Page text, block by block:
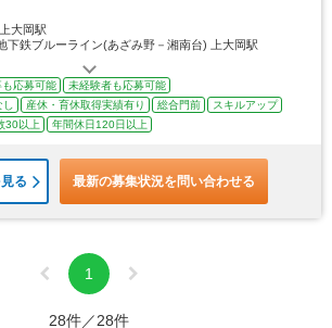
大岡駅
下鉄ブルーライン(あざみ野－湘南台) 上大岡駅
も応募可能
未経験者も応募可能
し
産休・育休取得実績有り 総合門前
スキルアップ
30以上 年間休日120日以上
る 最新の募集状況を問い合わせる
1
28件／28件